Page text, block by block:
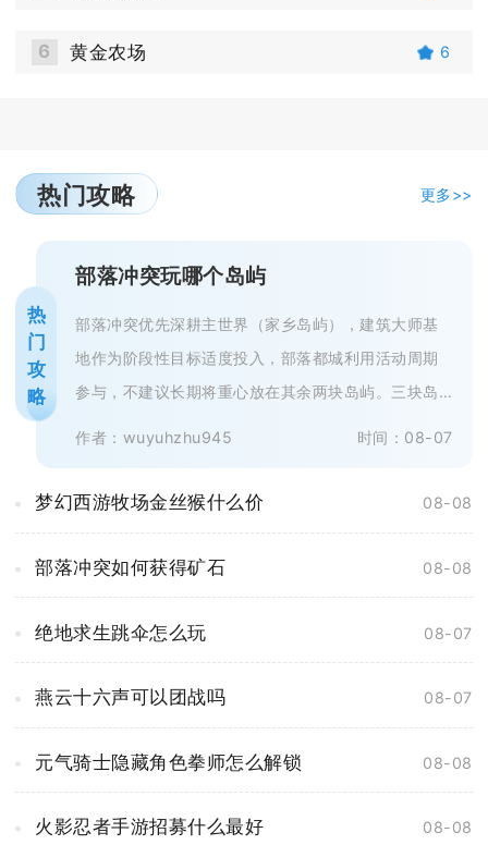
6 黄金农场 6
热门攻略 更多>>
热
门
攻
略
部落冲突玩哪个岛屿
部落冲突优先深耕主世界（家乡岛屿），建筑大师基
地作为阶段性目标适度投入，部落都城利用活动周期
参与，不建议长期将重心放在其余两块岛屿。三块岛
作者：wuyuhzhu945 时间：08-07
梦幻西游牧场金丝猴什么价 08-08
部落冲突如何获得矿石 08-08
绝地求生跳伞怎么玩 08-07
燕云十六声可以团战吗 08-07
元气骑士隐藏角色拳师怎么解锁 08-08
火影忍者手游招募什么最好 08-08